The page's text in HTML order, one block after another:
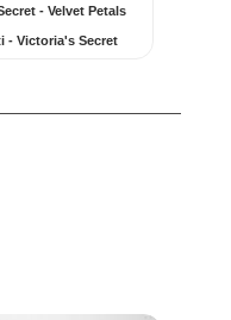
uçuk fiyatla ...
- Velvet Petals
- Victoria's Secret